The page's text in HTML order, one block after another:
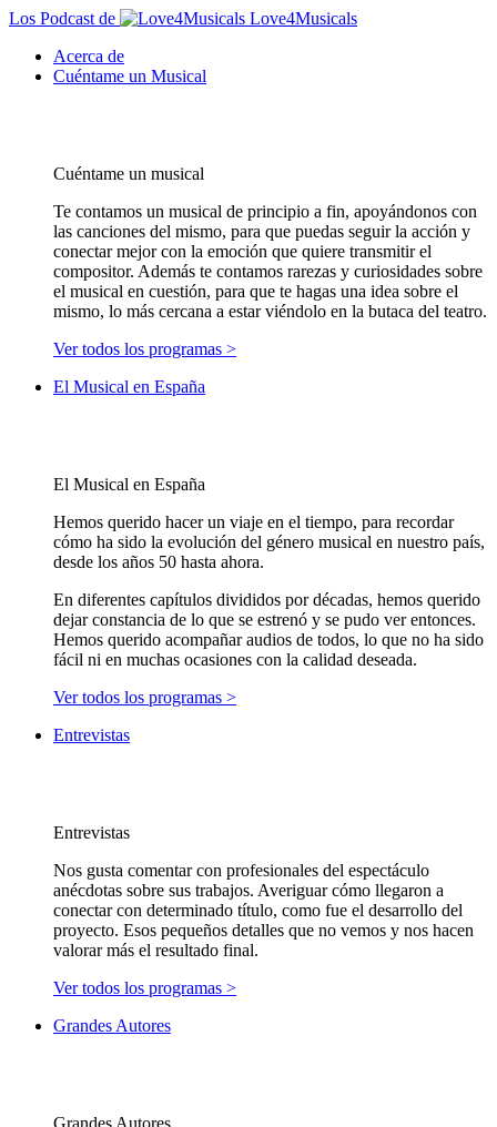
Los Podcast de
Love4Musicals
Acerca de
Cuéntame un Musical
Cuéntame un musical
Te contamos un musical de principio a fin, apoyándonos con
las canciones del mismo, para que puedas seguir la acción y
conectar mejor con la emoción que quiere transmitir el
compositor. Además te contamos rarezas y curiosidades sobre
el musical en cuestión, para que te hagas una idea sobre el
mismo, lo más cercana a estar viéndolo en la butaca del teatro.
Ver todos los programas >
El Musical en España
El Musical en España
Hemos querido hacer un viaje en el tiempo, para recordar
cómo ha sido la evolución del género musical en nuestro país,
desde los años 50 hasta ahora.
En diferentes capítulos divididos por décadas, hemos querido
dejar constancia de lo que se estrenó y se pudo ver entonces.
Hemos querido acompañar audios de todos, lo que no ha sido
fácil ni en muchas ocasiones con la calidad deseada.
Ver todos los programas >
Entrevistas
Entrevistas
Nos gusta comentar con profesionales del espectáculo
anécdotas sobre sus trabajos. Averiguar cómo llegaron a
conectar con determinado título, como fue el desarrollo del
proyecto. Esos pequeños detalles que no vemos y nos hacen
valorar más el resultado final.
Ver todos los programas >
Grandes Autores
Grandes Autores